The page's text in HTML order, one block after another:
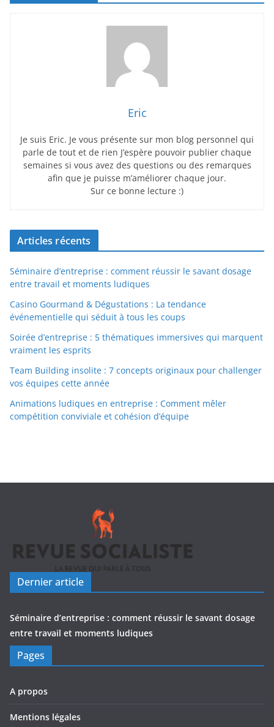
Eric
Je suis Eric. Je vous présente sur mon blog personnel qui
parle de tout et de rien J’espère pouvoir publier chaque
semaines si vous avez des questions ou des remarques
afin que je puisse m’améliorer chaque jour.
Sur ce bonne lecture :)
Articles récents
Séminaire d’entreprise : comment réussir le savant dosage
entre travail et moments ludiques
Casino Gourmand & Dégustations : La tendance
événementielle qui séduit à tous les coups
Soirée d’entreprise : 5 thématiques immersives qui marquent
vraiment les esprits
Team Building insolite : 7 concepts originaux pour challenger
vos équipes cette année
Animations ludiques en entreprise : Comment mêler
compétition conviviale et cohésion d’équipe
Dernier article
Séminaire d’entreprise : comment réussir le savant dosage
entre travail et moments ludiques
Pages
A propos
Mentions légales